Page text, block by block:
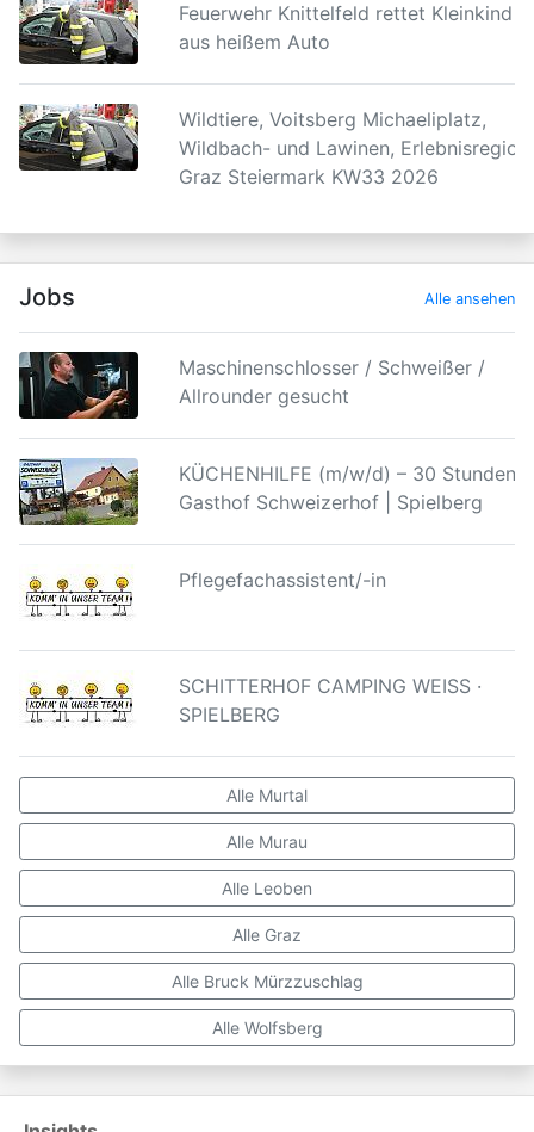
Feuerwehr Knittelfeld rettet Kleinkind
aus heißem Auto
Wildtiere, Voitsberg Michaeliplatz,
Wildbach- und Lawinen, Erlebnisregion
Graz Steiermark KW33 2026
Jobs Alle ansehen
Maschinenschlosser / Schweißer /
Allrounder gesucht
KÜCHENHILFE (m/w/d) – 30 Stunden |
Gasthof Schweizerhof | Spielberg
Pflegefachassistent/-in
SCHITTERHOF CAMPING WEISS ·
SPIELBERG
Alle Murtal
Alle Murau
Alle Leoben
Alle Graz
Alle Bruck Mürzzuschlag
Alle Wolfsberg